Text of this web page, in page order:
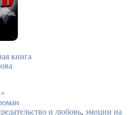
книга
и любовь, эмоции на